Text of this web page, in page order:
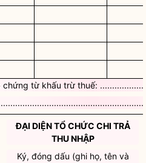
từ khấu trừ thuế:
ĐẠI DIỆN TỔ CHỨC CHI TRẢ
THU NHẬP
Ký, đóng dấu (ghi họ, tên và